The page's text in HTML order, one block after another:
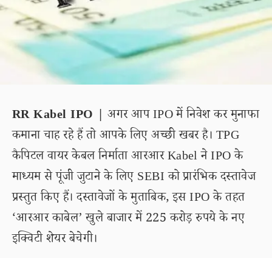
RR Kabel IPO | अगर आप IPO में निवेश कर मुनाफा
कमाना चाह रहे हैं तो आपके लिए अच्छी खबर है। TPG
कैपिटल वायर केबल निर्माता आरआर Kabel ने IPO के
माध्यम से पूंजी जुटाने के लिए SEBI को प्रारंभिक दस्तावेज
प्रस्तुत किए हैं। दस्तावेजों के मुताबिक, इस IPO के तहत
‘आरआर काबेल’ खुले बाजार में 225 करोड़ रुपये के नए
इक्विटी शेयर बेचेगी।